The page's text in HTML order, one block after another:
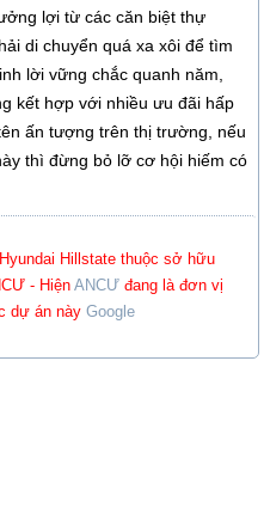
lợi từ các căn biệt thự
di chuyển quá xa xôi để tìm
lời vững chắc quanh năm,
kết hợp với nhiều ưu đãi hấp
ấn tượng trên thị trường, nếu
thì đừng bỏ lỡ cơ hội hiếm có
Hillstate thuộc sở hữu
- Hiện ANCƯ đang là đơn vị
dự án này Google